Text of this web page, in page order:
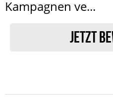
Kampagnen ve...
JETZT